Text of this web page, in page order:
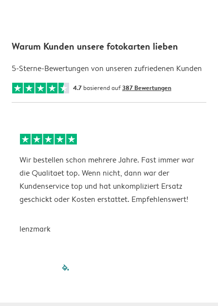
Warum Kunden unsere fotokarten lieben
5-Sterne-Bewertungen von unseren zufriedenen Kunden
4.7 basierend auf387 Bewertungen
Wir bestellen schon mehrere Jahre. Fast immer war
die Qualitaet top. Wenn nicht, dann war der
Kundenservice top und hat unkompliziert Ersatz
geschickt oder Kosten erstattet. Empfehlenswert!
lenzmark
filled-pagination